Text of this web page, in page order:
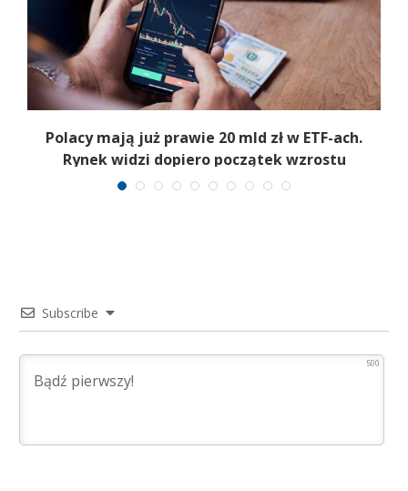
Polacy mają już prawie 20 mld zł w ETF-ach.
Rynek widzi dopiero początek wzrostu
Subscribe
500